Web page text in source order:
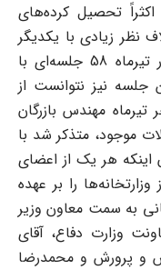
تحصیل کرده‌های
نظر زیادی با یکدیگر
داشتند. به خاطر همین اختلافات، در تیرماه 58 جلسه‌ای با
جلسه نیز نتوانست از
تیرماه مهندس بازرگان
موجود، متذکر شد با
هر یک از اعضای
را بر عهده
به سمت معاون وزیر
وزارت دفاع، آقای
و پرورش و محمدرضا